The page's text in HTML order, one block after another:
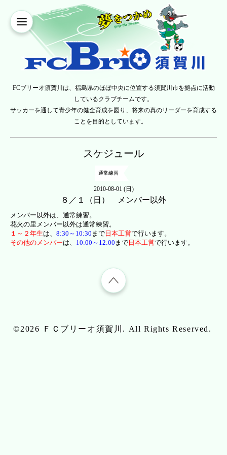
FCブリーオ須賀川は、福島県のほぼ中央に位置する須賀川市を拠点に活動
しているクラブチームです。
サッカーを通して青少年の健全育成を図り、将来の真のリーダーを育成する
ことを目的としています。
スケジュール
通常練習
2010-08-01 (日)
８／１（日） メンバー以外
メンバー以外は、通常練習。
花火の里メンバー以外は通常練習。
１～２年生は、 8:30～10:30 まで 日本工営で行います。
その他のメンバーは、 10:00～12:00 まで 日本工営で行います。
©2026 ＦＣブリーオ須賀川 . All Rights Reserved.